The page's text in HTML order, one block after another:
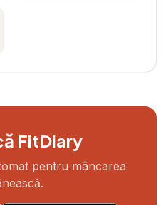
FitDiary
pentru mâncarea